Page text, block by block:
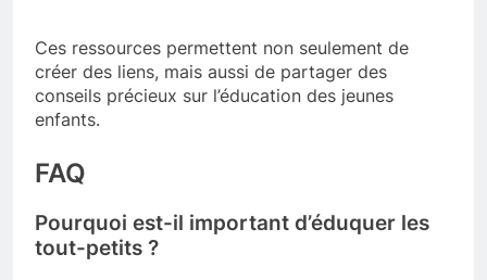
Ces ressources permettent non seulement de
créer des liens, mais aussi de partager des
conseils précieux sur l’éducation des jeunes
enfants.
FAQ
Pourquoi est-il important d’éduquer les
tout-petits ?